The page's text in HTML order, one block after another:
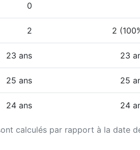
calculés par rapport à la date
0
2 2
23 ans 23
25 ans 25
24 ans 24